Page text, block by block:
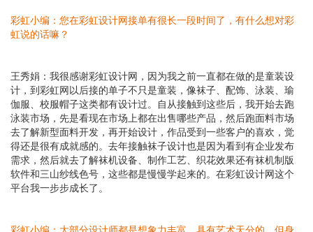
彩虹小编： 您在彩虹设计网接单有很长一段时间了，有什么想对彩
虹说的话嘛？
王秀娟： 我很感谢彩虹设计网，因为我之前一直都在做的是童装设
计，到彩虹网以后接的单子不只是童装，像袜子、配饰、泳装、瑜
伽服、校服帽子这类都有设计过。自从接触到这些后，我开始去跑
泳装市场，先是看现在市场上都在出售哪些产品，然后跑面料市场
去了解新型面料开发，再开始设计，作品受到一些客户的喜欢，觉
得还是很有成就感的。去年接触袜子设计也是因为看到有企业发布
需求，然后就去了解袜机设备、制作工艺、织花效果还有袜机制版
软件和三山纱线色号，这些都是慢慢学起来的。在彩虹设计网这个
平台我一步步成长了。